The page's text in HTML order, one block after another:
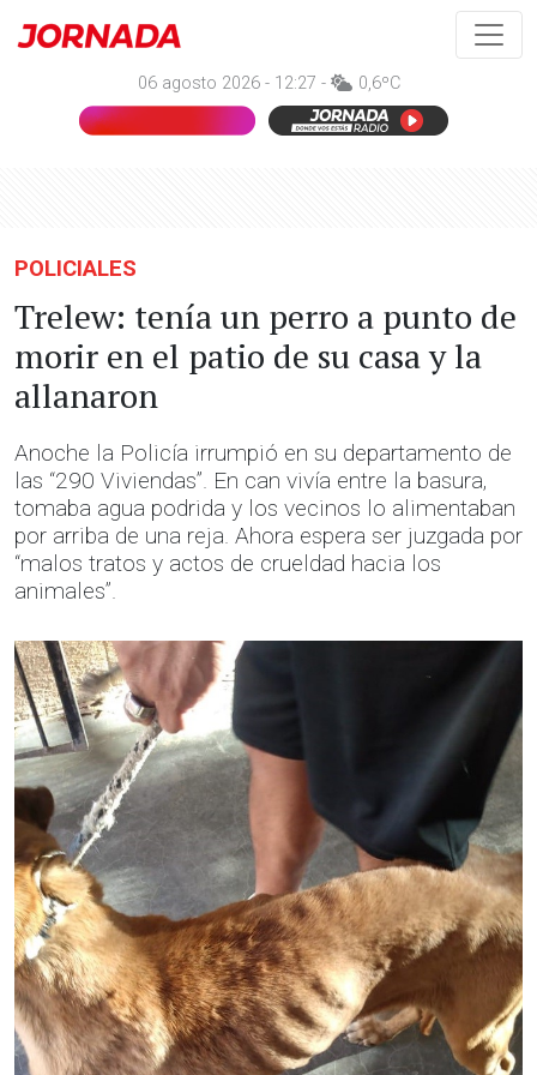
06 agosto 2026 - 12:27 - 0,6ºC
POLICIALES
Trelew: tenía un perro a punto de
morir en el patio de su casa y la
allanaron
Anoche la Policía irrumpió en su departamento de
las “290 Viviendas”. En can vivía entre la basura,
tomaba agua podrida y los vecinos lo alimentaban
por arriba de una reja. Ahora espera ser juzgada por
“malos tratos y actos de crueldad hacia los
animales”.